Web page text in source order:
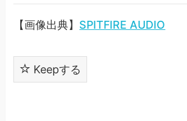
【画像出典】 SPITFIRE AUDIO
Keepする